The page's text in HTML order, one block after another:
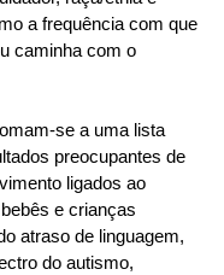
a frequência com que
caminha com o
se a uma lista
preocupantes de
ligados ao
e crianças
atraso de linguagem,
do autismo,